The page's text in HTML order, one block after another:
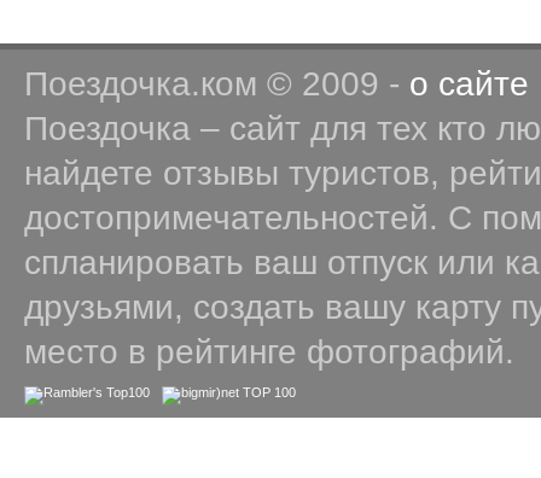
Поездочка.ком © 2009 - о сайте
Поездочка – сайт для тех кто
найдете отзывы туристов,
достопримечательностей. С
спланировать ваш отпуск или
друзьями, создать вашу карту
место в рейтинге фотографий.